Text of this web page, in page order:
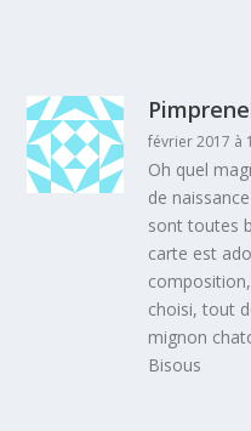
février 2017 à
Oh quel
de
sont toutes
carte est
choisi, tout
mignon
Bisous